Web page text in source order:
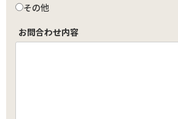
その他
お問合わせ内容